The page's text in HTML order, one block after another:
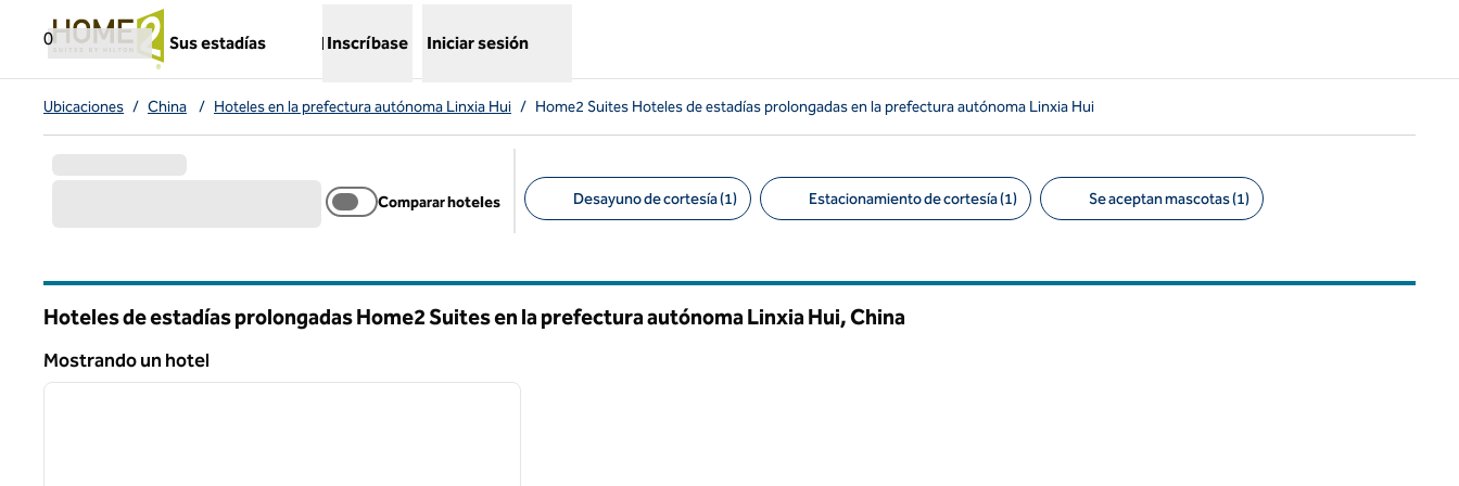
0
Sus estadías
,
Inscríbase Iniciar sesión
Ubicaciones / China / Hoteles en la prefectura autónoma Linxia Hui / Home2 Suites Hoteles de estadías prolongadas en la prefectura autónoma Linxia Hui
Comparar hoteles Desayuno de cortesía (1) Estacionamiento de cortesía (1) Se aceptan mascotas (1)
Hoteles de estadías prolongadas Home2 Suites en la prefectura autónoma Linxia Hui, China
Mostrando un hotel
Mostrando un hotel
1 de 12
siguiente imagen